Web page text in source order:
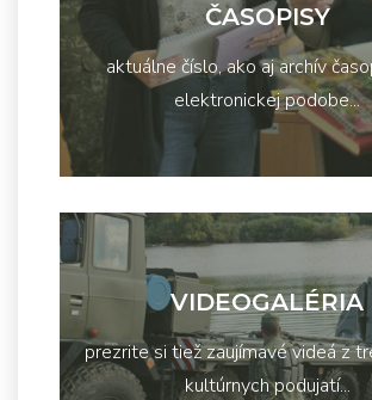
ČASOPISY
aktuálne číslo, ako aj archív
elektronickej podobe...
VIDEOGALÉRIA
prezrite si tiež zaujímavé videá z
kultúrnych podujatí...